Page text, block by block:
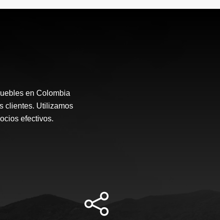
en Colombia
clientes. Utilizamos
efectivos.